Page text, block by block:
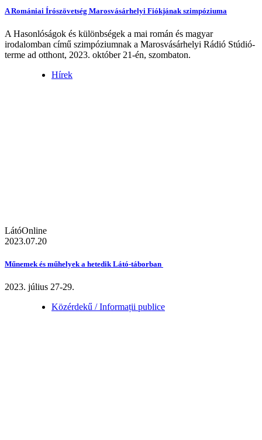
A Romániai Írószövetség Marosvásárhelyi Fiókjának szimpóziuma
A Hasonlóságok és különbségek a mai román és magyar
irodalomban című szimpóziumnak a Marosvásárhelyi Rádió Stúdió-
terme ad otthont, 2023. október 21-én, szombaton.
Hírek
LátóOnline
2023.07.20
Műnemek és műhelyek a hetedik Látó-táborban
2023. július 27-29.
Közérdekű / Informații publice